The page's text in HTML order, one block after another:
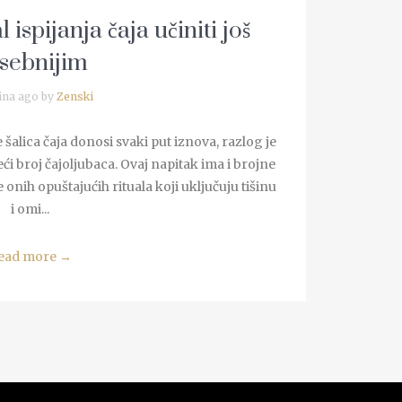
ispijanja čaja učiniti još
ago byZenski
čaja donosi svaki put iznova, razlog je
broj čajoljubaca. Ovaj napitak ima i brojne
onih opuštajućih rituala koji uključuju tišinu
i omi...
more →